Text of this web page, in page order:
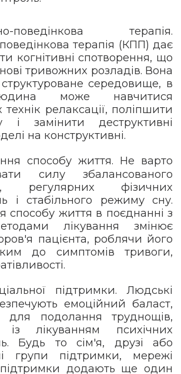
поведінкова терапія.
терапія (КПП) дає
когнітивні спотворення, що
тривожних розладів. Вона
середовище, в
може навчитися
релаксації, поліпшити
і замінити деструктивні
на конструктивні.
способу життя. Не варто
силу збалансованого
регулярних фізичних
і стабільного режиму сну.
способу життя в поєднанні з
лікування змінює
пацієнта, роблячи його
до симптомів тривоги,
підтримки. Людські
емоційний баласт,
для подолання труднощів,
із лікуванням психічних
Будь то сім'я, друзі або
групи підтримки, мережі
підтримки додають ще один